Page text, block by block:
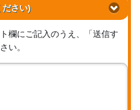
ださい)
欄にご記入のうえ、「送信す
い。